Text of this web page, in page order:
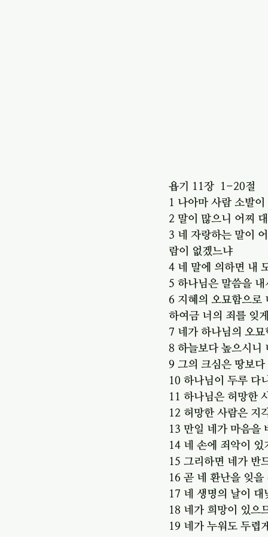
욥기 11장  1-20절
1 나아마 사람 소발
2 말이 많으니 어찌
3 네 자랑하는 말이
람이 없겠느냐
4 네 말에 의하면 내
5 하나님은 말씀을
6 지혜의 오묘함으로
하여금 너의 죄를 잊
7 네가 하나님의 오
8 하늘보다 높으시니
9 그의 크심은 땅보
10 하나님이 두루 다
11 하나님은 허망한
12 허망한 사람은 지
13 만일 네가 마음을
14 네 손에 죄악이
15 그리하면 네가 반
16 곧 네 환난을 잊
17 네 생명의 날이
18 네가 희망이 있으
19 네가 누워도 두렵